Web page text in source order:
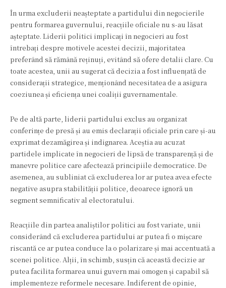
În urma excluderii neașteptate a partidului din negocierile
pentru formarea guvernului, reacțiile oficiale nu s-au lăsat
așteptate. Liderii politici implicați în negocieri au fost
întrebați despre motivele acestei decizii, majoritatea
preferând să rămână reținuți, evitând să ofere detalii clare. Cu
toate acestea, unii au sugerat că decizia a fost influențată de
considerații strategice, menționând necesitatea de a asigura
coeziunea și eficiența unei coaliții guvernamentale.
Pe de altă parte, liderii partidului exclus au organizat
conferințe de presă și au emis declarații oficiale prin care și-au
exprimat dezamăgirea și indignarea. Aceștia au acuzat
partidele implicate în negocieri de lipsă de transparență și de
manevre politice care afectează principiile democratice. De
asemenea, au subliniat că excluderea lor ar putea avea efecte
negative asupra stabilității politice, deoarece ignoră un
segment semnificativ al electoratului.
Reacțiile din partea analiștilor politici au fost variate, unii
considerând că excluderea partidului ar putea fi o mișcare
riscantă ce ar putea conduce la o polarizare și mai accentuată a
scenei politice. Alții, în schimb, susțin că această decizie ar
putea facilita formarea unui guvern mai omogen și capabil să
implementeze reformele necesare. Indiferent de opinie,